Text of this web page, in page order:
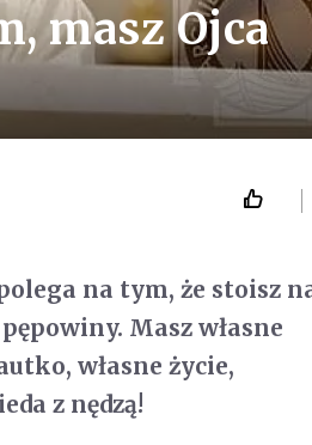
masz Ojca
na tym, że stoisz
Masz własne
własne życie,
z nędzą!